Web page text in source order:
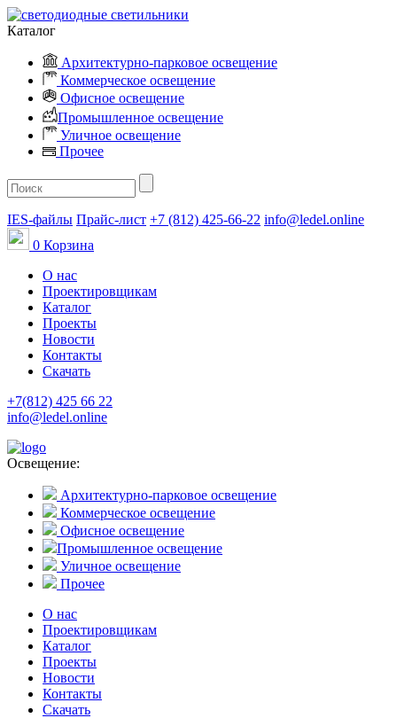
Каталог
Архитектурно-парковое освещение
Коммерческое освещение
Офисное освещение
Промышленное освещение
Уличное освещение
Прочее
IES-файлы Прайс-лист +7 (812) 425-66-22 info@ledel.online
0 Корзина
О нас
Проектировщикам
Каталог
Проекты
Новости
Контакты
Скачать
+7(812) 425 66 22
info@ledel.online
Освещение:
Архитектурно-парковое освещение
Коммерческое освещение
Офисное освещение
Промышленное освещение
Уличное освещение
Прочее
О нас
Проектировщикам
Каталог
Проекты
Новости
Контакты
Скачать